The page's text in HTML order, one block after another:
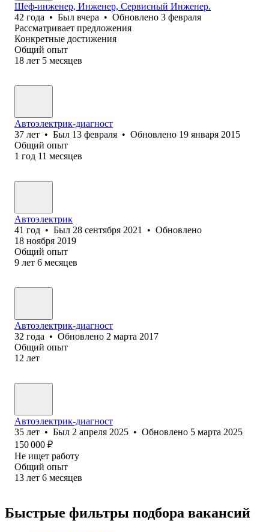
Шеф-инженер, Инженер, Сервисный Инженер.
42 года • Был вчера • Обновлено 3 февраля
Рассматривает предложения
Конкретные достижения
Общий опыт
18 лет 5 месяцев
Автоэлектрик-диагност
37 лет • Был 13 февраля • Обновлено 19 января 2015
Общий опыт
1 год 11 месяцев
Автоэлектрик
41 год • Был 28 сентября 2021 • Обновлено
18 ноября 2019
Общий опыт
9 лет 6 месяцев
Автоэлектрик-диагност
32 года • Обновлено 2 марта 2017
Общий опыт
12 лет
Автоэлектрик-диагност
35 лет • Был 2 апреля 2025 • Обновлено 5 марта 2025
150 000 ₽
Не ищет работу
Общий опыт
13 лет 6 месяцев
Быстрые фильтры подбора вакансий